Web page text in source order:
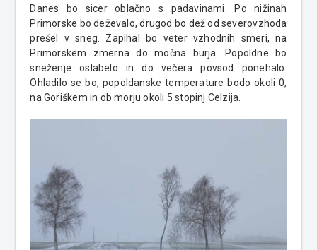
Danes bo sicer oblačno s padavinami. Po nižinah
Primorske bo deževalo, drugod bo dež od severovzhoda
prešel v sneg. Zapihal bo veter vzhodnih smeri, na
Primorskem zmerna do močna burja. Popoldne bo
sneženje oslabelo in do večera povsod ponehalo.
Ohladilo se bo, popoldanske temperature bodo okoli 0,
na Goriškem in ob morju okoli 5 stopinj Celzija.